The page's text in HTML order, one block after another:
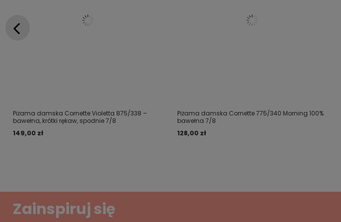
Piżama damska Cornette Violetta 875/338 –
bawełna, krótki rękaw, spodnie 7/8
149,00 zł
Piżama damska Cornette 775/340 Morning 100%
bawełna 7/8
128,00 zł
Zainspiruj się